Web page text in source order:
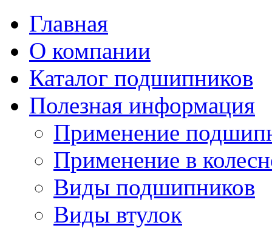
Главная
О компании
Каталог подшипников
Полезная информация
Применение
Применение в
Виды подшипников
Виды втулок